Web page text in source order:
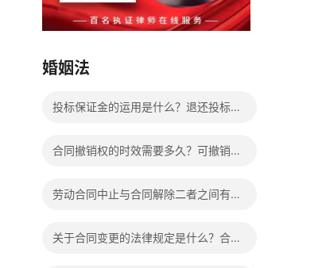
婚姻法
投标保证金的运用是什么？退还投标保
合同撤销权的时效需要多久？可撤销合
劳动合同中止与合同解除二者之间有什
关于合同变更的法律规定是什么？合同